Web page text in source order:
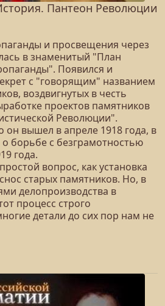
Пантеон Революции
и просвещения через
в знаменитый "План
Появился и
с "говорящим" названием
воздвигнутых в честь
проектов памятников
Революции".
он вышел в апреле 1918 года, в
о борьбе с безграмотностью
года.
вопрос, как установка
старых памятников. Но, в
делопроизводства в
процесс строго
детали до сих пор нам не